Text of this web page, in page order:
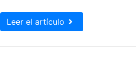
Leer el artículo